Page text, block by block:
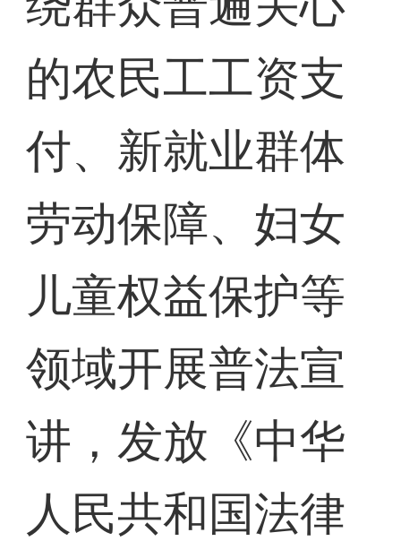
的农民工工资支
付、新就业群体
劳动保障、妇女
儿童权益保护等
领域开展普法宣
讲，发放《中华
人民共和国法律